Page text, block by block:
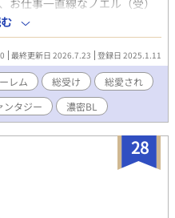
仕事一直線なノエル（受）
パダリ達（攻）。総受け・総
☆☆☆ 以下あらすじ↓ 「ママ
いの。異世界から来たの。そ
ンという国で暮らしていたん
り返し聞いた異世界転移のお
木カレンは、20歳の時に、
女だった。異世界から偶然
女や聖人として保護され重用
て保護され管理される生活を
自身を死んだと見せかけ、王
）を出産した。聖女の息子で
くためノエルが選んだ職業
討伐部隊の『治療士』だっ
最終更新日 2026.7.23 登録日 2025.1.11
レム 総受け
総愛され
ンタジー 濃密BL
28